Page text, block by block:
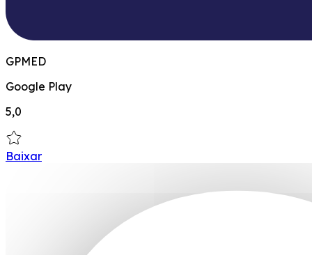
GPMED
Google Play
5,0
Baixar